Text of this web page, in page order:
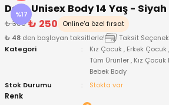
%17
Dera Unisex Body 14 Yaş - Siyah
₺ 300 ₺ 250 Online'a özel fırsat
₺ 48 den başlayan taksitlerle!
Taksit
Kategori
Kız Çocuk , Erkek Çocuk ,
Tüm Ürünler , Kız Çocuk
Bebek Body
Stok Durumu
Stokta var
Renk
Body
ve Patik
Çıkışı ve Zıbın Seti